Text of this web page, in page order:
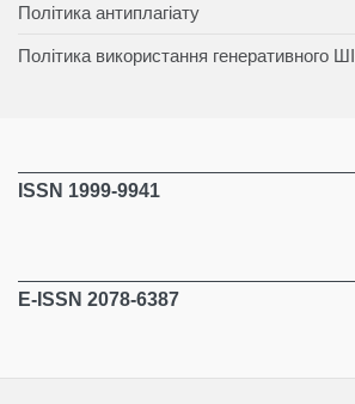
Політика антиплагіату
Політика використання генеративного ШІ
ISSN 1999-9941
E-ISSN 2078-6387